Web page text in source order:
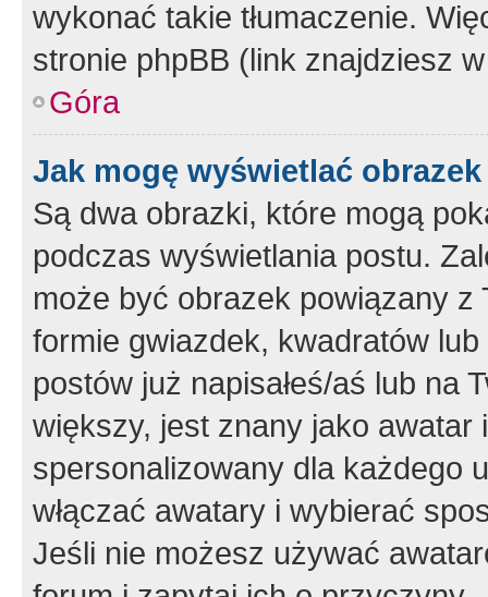
wykonać takie tłumaczenie.
stronie phpBB (link znajdziesz
Góra
Jak mogę wyświetlać
Są dwa obrazki, które mogą
podczas wyświetlania postu.
może być obrazek powiązany z
formie gwiazdek, kwadratów
postów już napisałeś/aś lub na
większy, jest znany jako
spersonalizowany dla każdego
włączać awatary i wybierać
Jeśli nie możesz używać